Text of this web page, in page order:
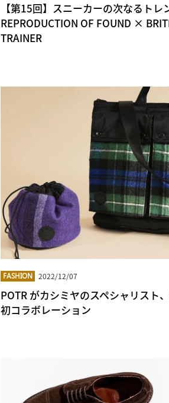
【第15回】スニーカーの次なるト
REPRODUCTION OF FOUND ×
TRAINER
FASHION 2022/12/07
POTR がカシミヤのスペシャリスト
初コラボレーション